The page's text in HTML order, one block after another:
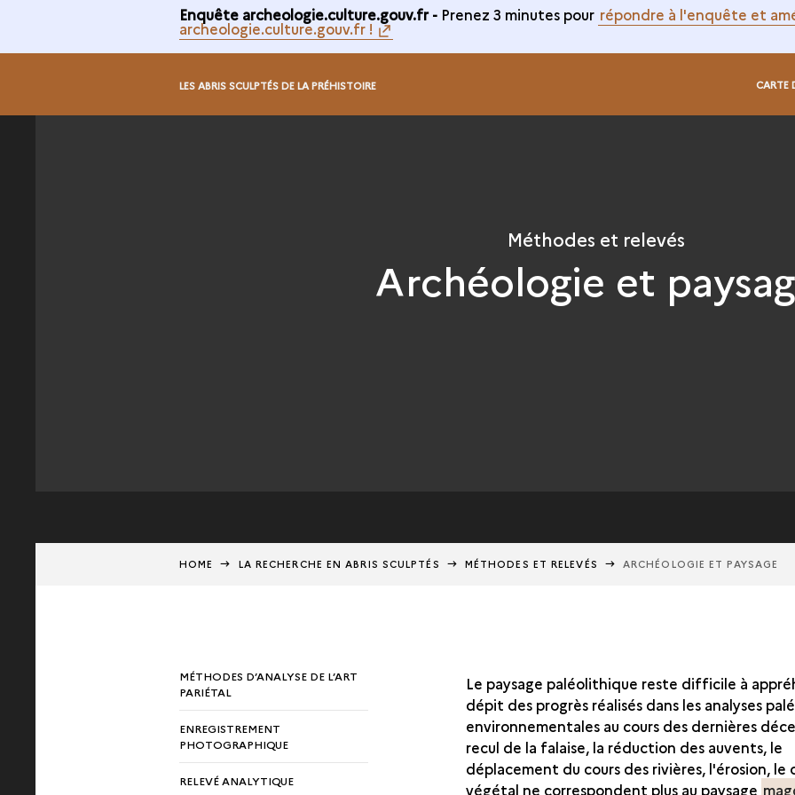
Enquête archeologie.culture.gouv.fr - Prenez 3 minutes pour répondre à l'enquête et
archeologie.culture.gouv.fr !
LES ABRIS SCULPTÉS DE LA PRÉHISTOIRE CARTE
Méthodes et relevés
Archéologie et
HOME LA RECHERCHE EN ABRIS SCULPTÉS MÉTHODES ET RELEVÉS ARCHÉOLOGIE ET PAYSAGE
MÉTHODES D’ANALYSE DE L’ART
PARIÉTAL
ENREGISTREMENT
PHOTOGRAPHIQUE
RELEVÉ ANALYTIQUE
Le paysage paléolithique reste difficile à
dépit des progrès réalisés dans les analyses
environnementales au cours des dernières
recul de la falaise, la réduction des auvents, le
déplacement du cours des rivières, l'érosion, le
végétal ne correspondent plus au paysage